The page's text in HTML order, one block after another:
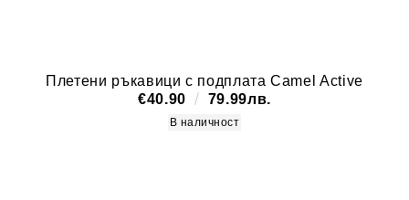
Плетени ръкавици с подплата Camel Active
€40.90
79.99лв.
В наличност